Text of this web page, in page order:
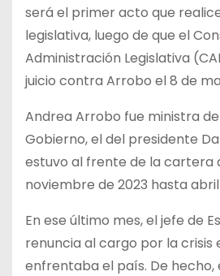
será el primer acto que
legislativa, luego de que el
Administración Legislativa
juicio contra Arrobo el 8 de
Andrea Arrobo fue ministra
Gobierno, el del presidente
estuvo al frente de la cartera
noviembre de 2023 hasta
En ese último mes, el jefe de
renuncia al cargo por la crisis
enfrentaba el país. De hecho,